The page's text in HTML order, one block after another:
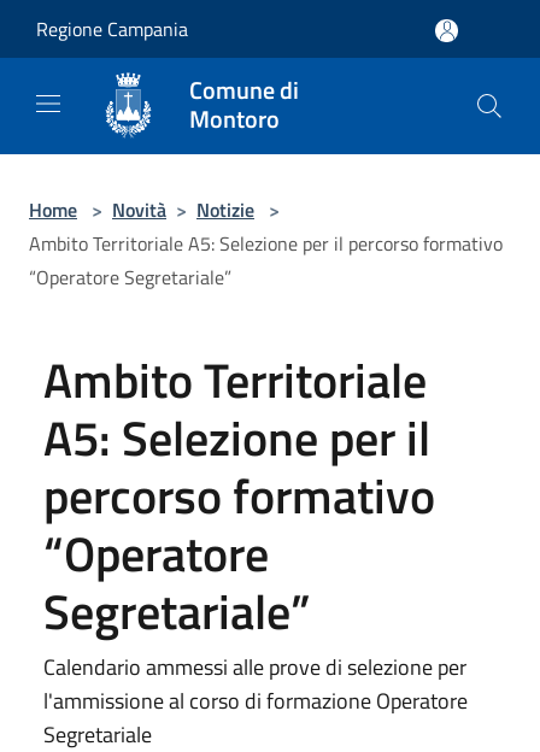
Regione Campania
Comune di
Montoro
Home > Novità > Notizie >
Ambito Territoriale A5: Selezione per il percorso formativo
“Operatore Segretariale”
Ambito Territoriale
A5: Selezione per il
percorso formativo
“Operatore
Segretariale”
Calendario ammessi alle prove di selezione per
l'ammissione al corso di formazione Operatore
Segretariale